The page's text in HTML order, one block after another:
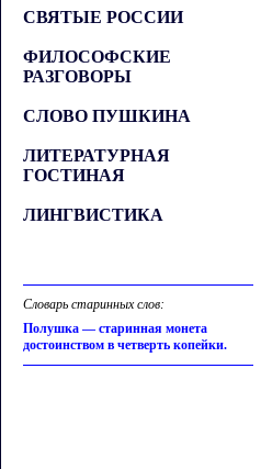
СВЯТЫЕ РОССИИ
ФИЛОСОФСКИЕ
РАЗГОВОРЫ
СЛОВО ПУШКИНА
ЛИТЕРАТУРНАЯ
ГОСТИНАЯ
ЛИНГВИСТИКА
Словарь старинных слов:
Полушка — старинная монета
достоинством в четверть копейки.